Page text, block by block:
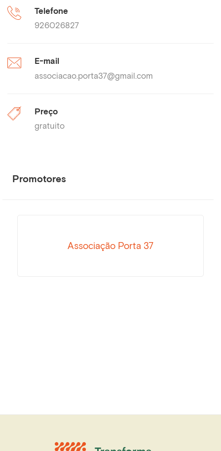
Telefone
926026827
E-mail
associacao.porta37@gmail.com
Preço
gratuito
Promotores
Associação Porta 37